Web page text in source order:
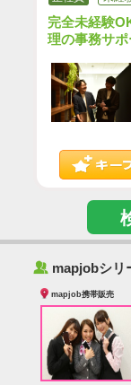
完全未経験
理の事務サ
‰ mapjobシリ
mapjob携帯販売